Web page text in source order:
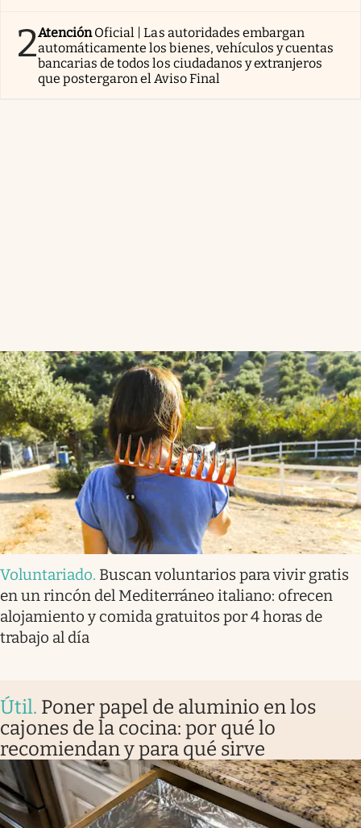
2AtenciónOficial | Las autoridades embargan
automáticamente los bienes, vehículos y cuentas
bancarias de todos los ciudadanos y extranjeros
que postergaron el Aviso Final
Voluntariado. Buscan voluntarios para vivir gratis
en un rincón del Mediterráneo italiano: ofrecen
alojamiento y comida gratuitos por 4 horas de
trabajo al día
Útil. Poner papel de aluminio en los
cajones de la cocina: por qué lo
recomiendan y para qué sirve